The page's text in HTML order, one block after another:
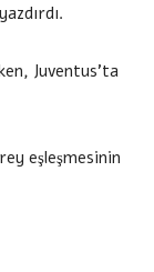
Juventus’ta
eşleşmesinin